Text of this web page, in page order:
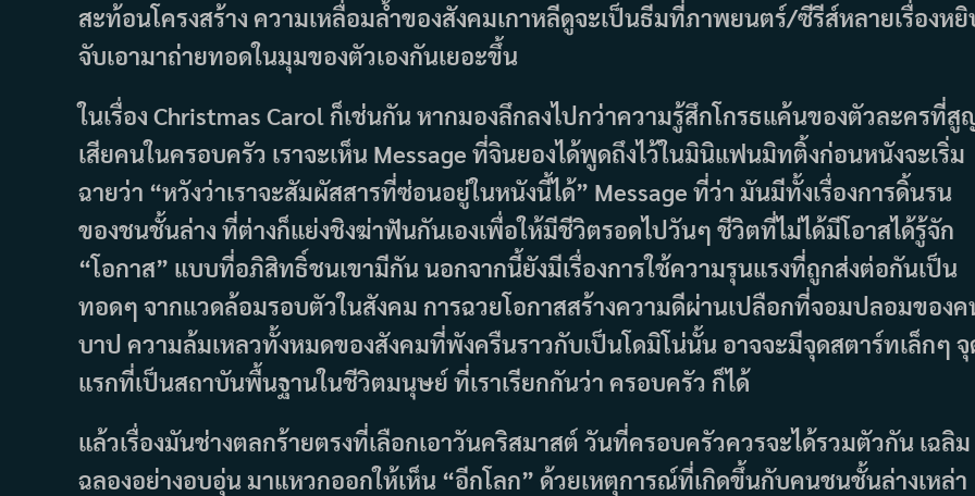
สะท้อนโครงสร้าง ความเหลื่อมล้ำของสังคมเกาหลีดูจะเป็นธีมที่ภาพยนตร์/ซีรีส์หลายเรื่องห
จับเอามาถ่ายทอดในมุมของตัวเองกันเยอะขึ้น
ในเรื่อง Christmas Carol ก็เช่นกัน หากมองลึกลงไปกว่าความรู้สึกโกรธแค้นของตัวละครที่สู
เสียคนในครอบครัว เราจะเห็น Message ที่จินยองได้พูดถึงไว้ในมินิแฟนมิทติ้งก่อนหนังจะเริ่ม
ฉายว่า “หวังว่าเราจะสัมผัสสารที่ซ่อนอยู่ในหนังนี้ได้” Message ที่ว่า มันมีทั้งเรื่องการดิ้นรน
ของชนชั้นล่าง ที่ต่างก็แย่งชิงฆ่าฟันกันเองเพื่อให้มีชีวิตรอดไปวันๆ ชีวิตที่ไม่ได้มีโอาสได้รู้จัก
“โอกาส” แบบที่อภิสิทธิ์ชนเขามีกัน นอกจากนี้ยังมีเรื่องการใช้ความรุนแรงที่ถูกส่งต่อกันเป็น
ทอดๆ จากแวดล้อมรอบตัวในสังคม การฉวยโอกาสสร้างความดีผ่านเปลือกที่จอมปลอมของ
บาป ความล้มเหลวทั้งหมดของสังคมที่พังครืนราวกับเป็นโดมิโน่นั้น อาจจะมีจุดสตาร์ทเล็กๆ
แรกที่เป็นสถาบันพื้นฐานในชีวิตมนุษย์ ที่เราเรียกกันว่า ครอบครัว ก็ได้
แล้วเรื่องมันช่างตลกร้ายตรงที่เลือกเอาวันคริสมาสต์ วันที่ครอบครัวควรจะได้รวมตัวกัน เฉลิม
ฉลองอย่างอบอุ่น มาแหวกออกให้เห็น “อีกโลก” ด้วยเหตุการณ์ที่เกิดขึ้นกับคนชนชั้นล่างเหล่า